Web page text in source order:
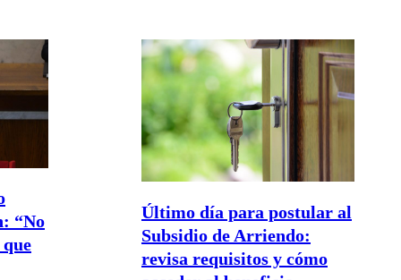
“No
Último día para postular al
Subsidio de Arriendo:
revisa requisitos y cómo